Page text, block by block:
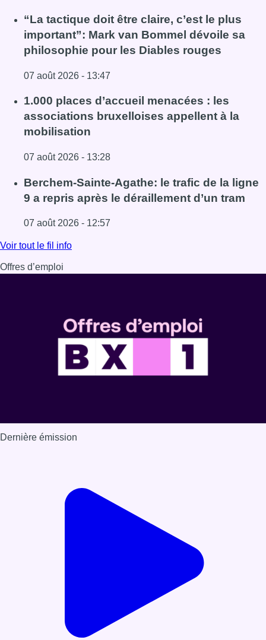
“La tactique doit être claire, c’est le plus
important”: Mark van Bommel dévoile sa
philosophie pour les Diables rouges
07 août 2026 - 13:47
Lire l'article “La tactique doit être claire, c’est le plus
1.000 places d’accueil menacées : les
associations bruxelloises appellent à la
mobilisation
07 août 2026 - 13:28
Lire l'article 1.000 places d’accueil menacées : les
Berchem-Sainte-Agathe: le trafic de la ligne
9 a repris après le déraillement d’un tram
07 août 2026 - 12:57
Lire l'article Berchem-Sainte-Agathe: le trafic de la ligne
Voir tout le fil info
Offres d’emploi
Dernière émission